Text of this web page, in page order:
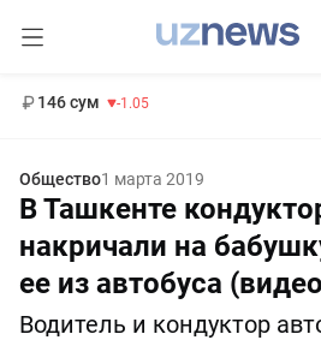
146 сум -1.05
Общество1 марта 2019
В Ташкенте
накричали на
ее из автобуса
Водитель и кондуктор